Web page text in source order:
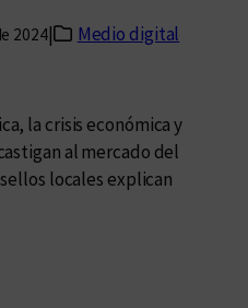
2024| Medio digital
la crisis económica y
al mercado del
locales explican